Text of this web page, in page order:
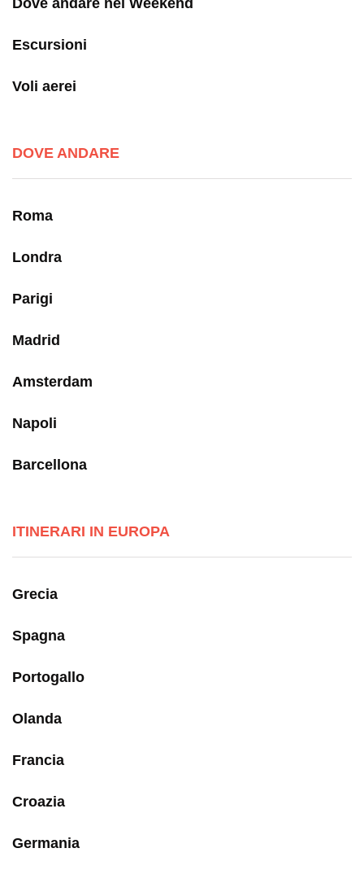
Escursioni
Voli aerei
DOVE ANDARE
Roma
Londra
Parigi
Madrid
Amsterdam
Napoli
Barcellona
ITINERARI IN EUROPA
Grecia
Spagna
Portogallo
Olanda
Francia
Croazia
Germania